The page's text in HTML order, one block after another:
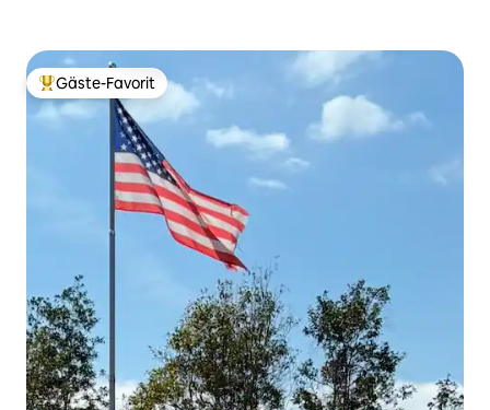
Beliebter Gäste-Favorit.
Gäste-Favorit